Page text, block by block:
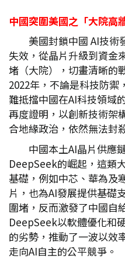
中國突圍美國之「大院高
美國封鎖中國 AI技術
失效，從晶片升級到資金
堵（大院），切畫清晰的
2022年，不論是科技防
難抵擋中國在AI科技領域
再度證明，以創新技術架
合地緣政治，依然無法封
中國本土AI晶片供應
DeepSeek的崛起，這類
基礎，例如中芯、華為及
片，也為AI發展提供基礎
圍堵，反而激發了中國自
DeepSeek以軟體優化和
的劣勢，推動了一波以效
走向AI自主的公平競爭。